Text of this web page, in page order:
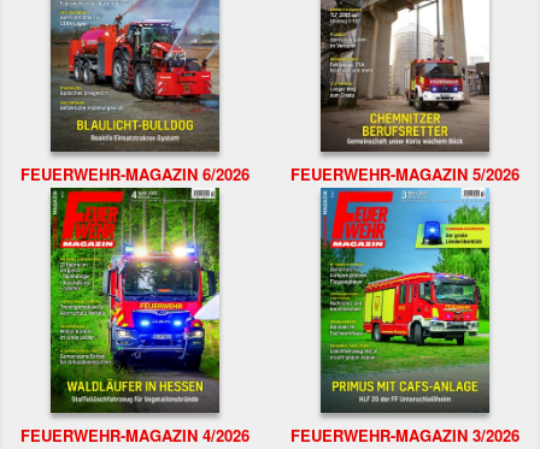
FEUERWEHR-MAGAZIN 6/2026 FEUERWEHR-MAGAZIN 5/2026
FEUERWEHR-MAGAZIN 4/2026 FEUERWEHR-MAGAZIN 3/2026